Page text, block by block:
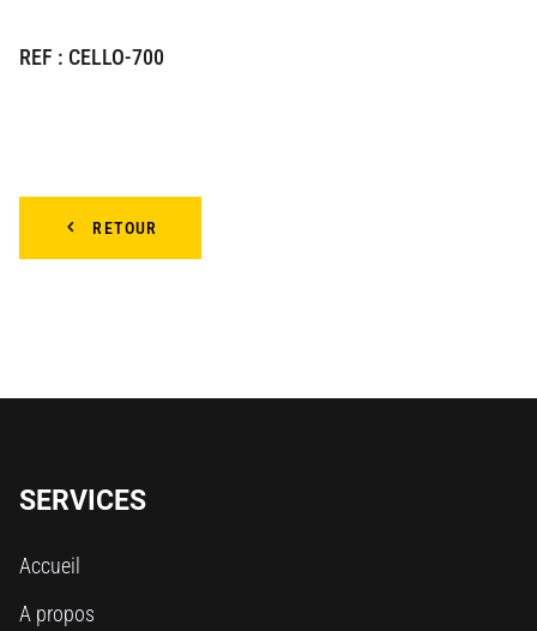
REF : CELLO-700
RETOUR
SERVICES
Accueil
A propos